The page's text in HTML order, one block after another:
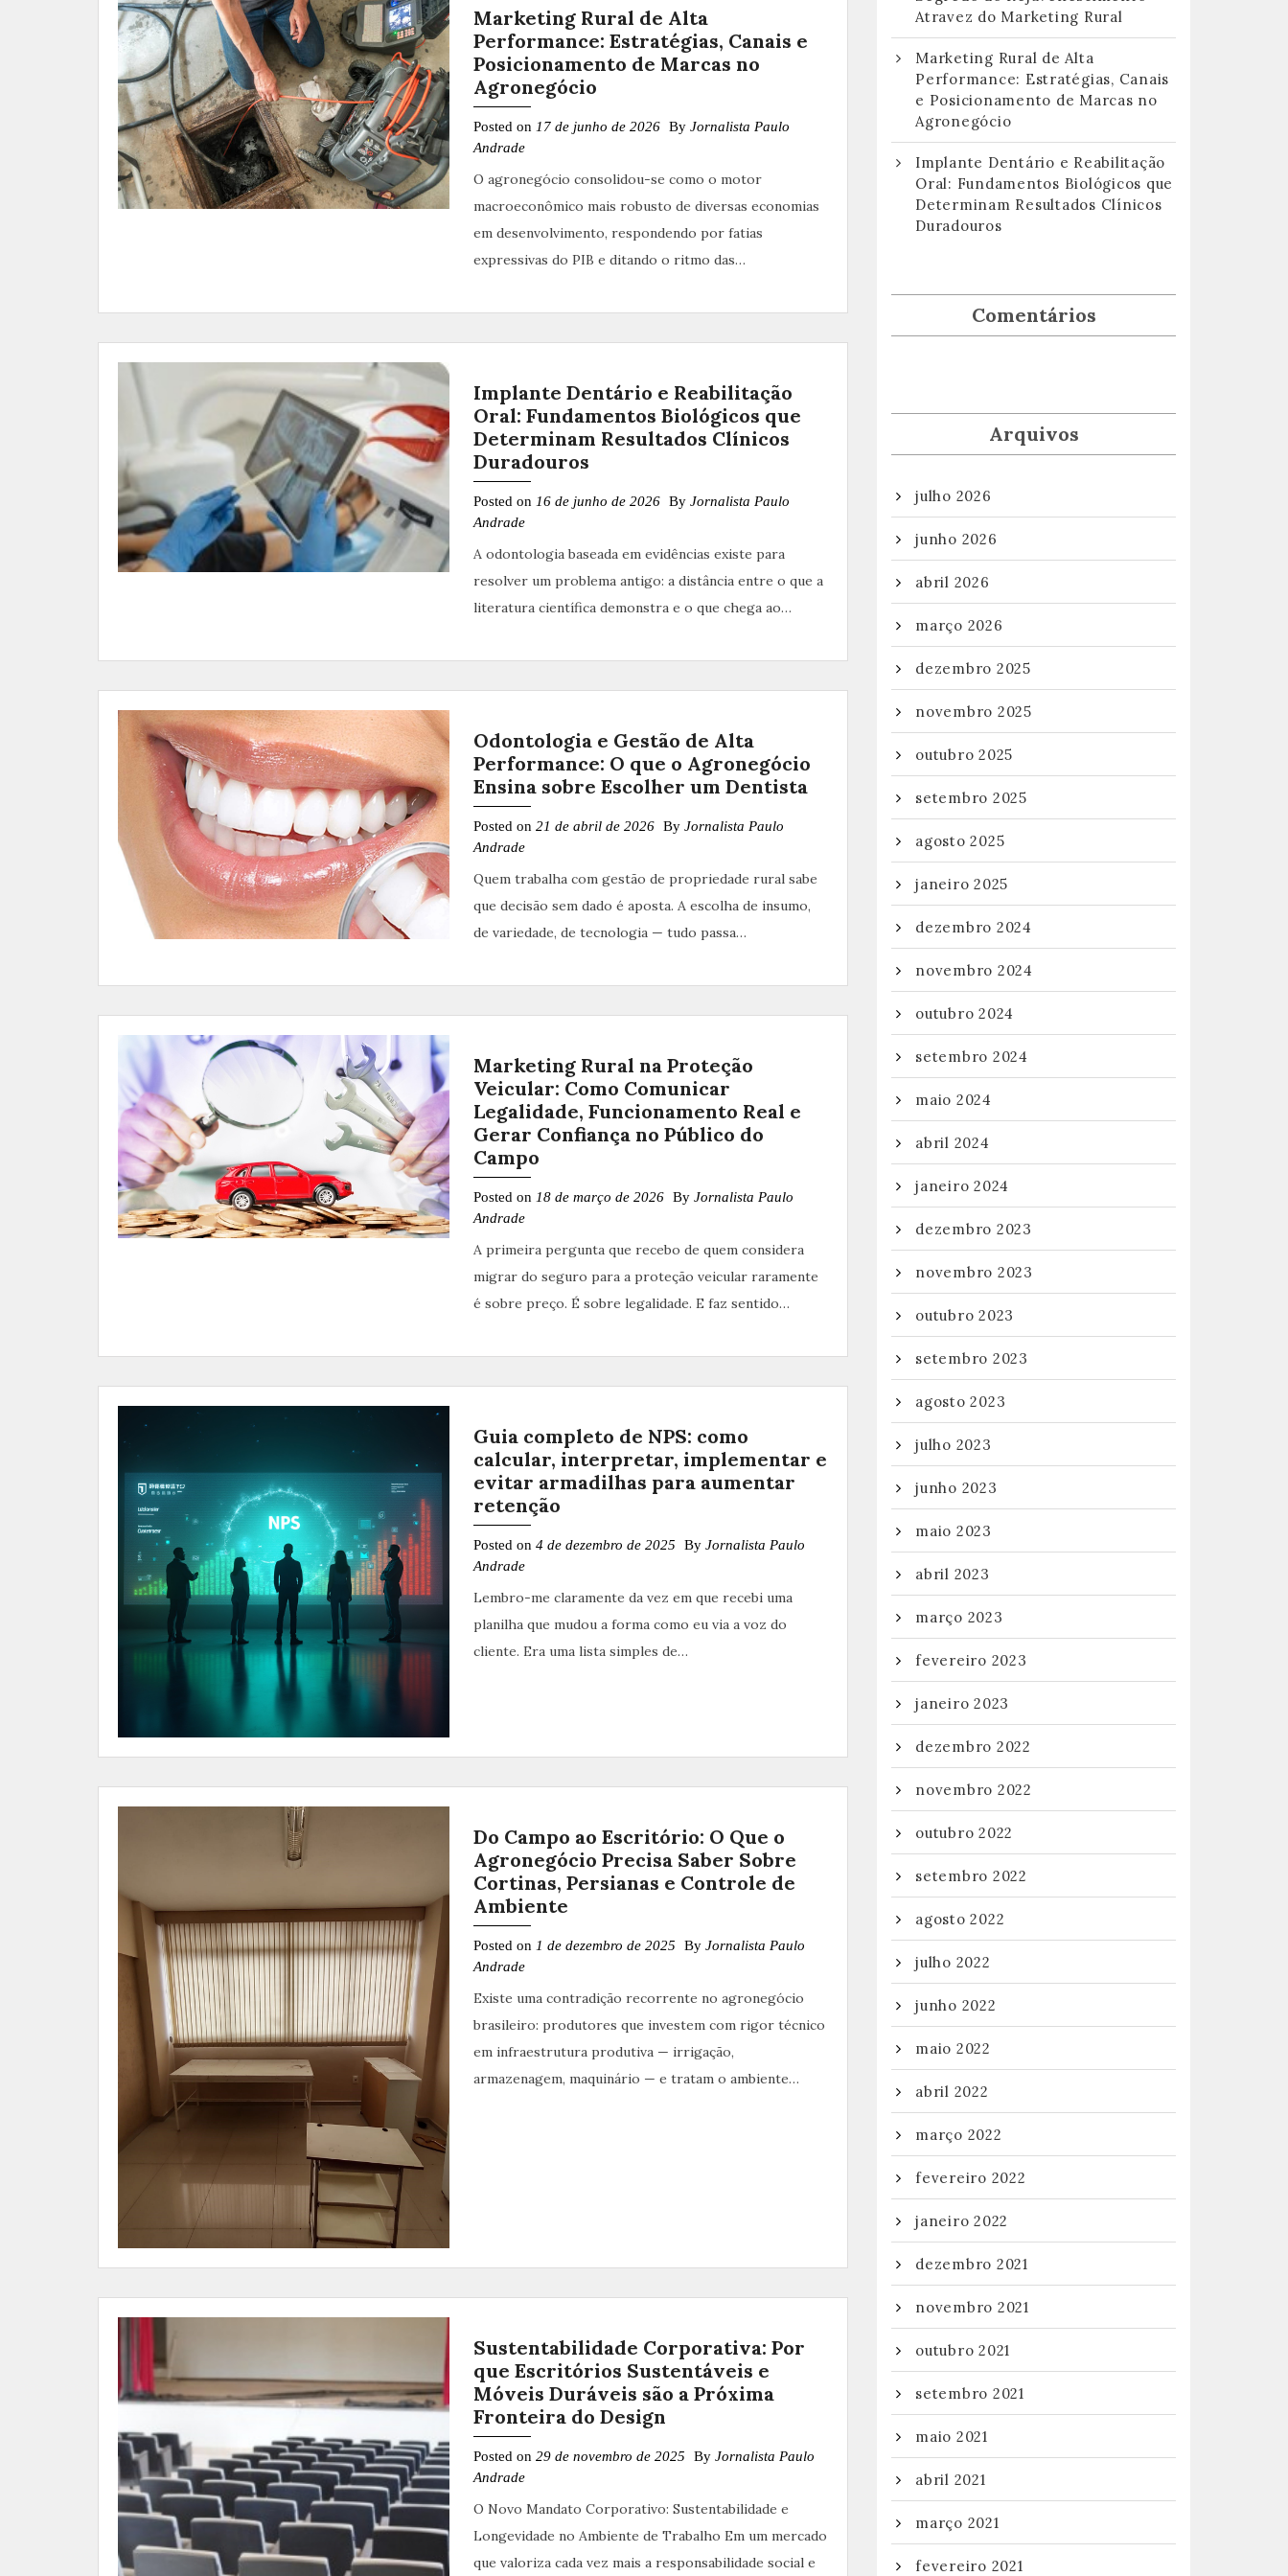
Marketing Rural de Alta
Performance: Estratégias, Canais e
Posicionamento de Marcas no
Agronegócio
Posted on 17 de junho de 2026 By Jornalista Paulo
Andrade
O agronegócio consolidou-se como o motor
macroeconômico mais robusto de diversas economias
em desenvolvimento, respondendo por fatias
expressivas do PIB e ditando o ritmo das…
Implante Dentário e Reabilitação
Oral: Fundamentos Biológicos que
Determinam Resultados Clínicos
Duradouros
Posted on 16 de junho de 2026 By Jornalista Paulo
Andrade
A odontologia baseada em evidências existe para
resolver um problema antigo: a distância entre o que a
literatura científica demonstra e o que chega ao…
Odontologia e Gestão de Alta
Performance: O que o Agronegócio
Ensina sobre Escolher um Dentista
Posted on 21 de abril de 2026 By Jornalista Paulo
Andrade
Quem trabalha com gestão de propriedade rural sabe
que decisão sem dado é aposta. A escolha de insumo,
de variedade, de tecnologia — tudo passa…
Marketing Rural na Proteção
Veicular: Como Comunicar
Legalidade, Funcionamento Real e
Gerar Confiança no Público do
Campo
Posted on 18 de março de 2026 By Jornalista Paulo
Andrade
A primeira pergunta que recebo de quem considera
migrar do seguro para a proteção veicular raramente
é sobre preço. É sobre legalidade. E faz sentido…
Guia completo de NPS: como
calcular, interpretar, implementar e
evitar armadilhas para aumentar
retenção
Posted on 4 de dezembro de 2025 By Jornalista Paulo
Andrade
Lembro-me claramente da vez em que recebi uma
planilha que mudou a forma como eu via a voz do
cliente. Era uma lista simples de…
Do Campo ao Escritório: O Que o
Agronegócio Precisa Saber Sobre
Cortinas, Persianas e Controle de
Ambiente
Posted on 1 de dezembro de 2025 By Jornalista Paulo
Andrade
Existe uma contradição recorrente no agronegócio
brasileiro: produtores que investem com rigor técnico
em infraestrutura produtiva — irrigação,
armazenagem, maquinário — e tratam o ambiente…
Sustentabilidade Corporativa: Por
que Escritórios Sustentáveis e
Móveis Duráveis são a Próxima
Fronteira do Design
Posted on 29 de novembro de 2025 By Jornalista Paulo
Andrade
O Novo Mandato Corporativo: Sustentabilidade e
Longevidade no Ambiente de Trabalho Em um mercado
que valoriza cada vez mais a responsabilidade social e
Atravez do Marketing Rural
Marketing Rural de Alta
Performance: Estratégias, Canais
e Posicionamento de Marcas no
Agronegócio
Implante Dentário e Reabilitação
Oral: Fundamentos Biológicos que
Determinam Resultados Clínicos
Duradouros
Comentários
Arquivos
julho 2026
junho 2026
abril 2026
março 2026
dezembro 2025
novembro 2025
outubro 2025
setembro 2025
agosto 2025
janeiro 2025
dezembro 2024
novembro 2024
outubro 2024
setembro 2024
maio 2024
abril 2024
janeiro 2024
dezembro 2023
novembro 2023
outubro 2023
setembro 2023
agosto 2023
julho 2023
junho 2023
maio 2023
abril 2023
março 2023
fevereiro 2023
janeiro 2023
dezembro 2022
novembro 2022
outubro 2022
setembro 2022
agosto 2022
julho 2022
junho 2022
maio 2022
abril 2022
março 2022
fevereiro 2022
janeiro 2022
dezembro 2021
novembro 2021
outubro 2021
setembro 2021
maio 2021
abril 2021
março 2021
fevereiro 2021